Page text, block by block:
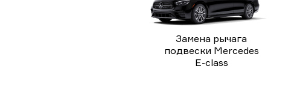
Замена рычага
подвески Mercedes
E-class